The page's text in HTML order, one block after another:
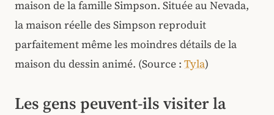
maison de la famille Simpson. Située au Nevada,
la maison réelle des Simpson reproduit
parfaitement même les moindres détails de la
maison du dessin animé. (Source : Tyla)
Les gens peuvent-ils visiter la